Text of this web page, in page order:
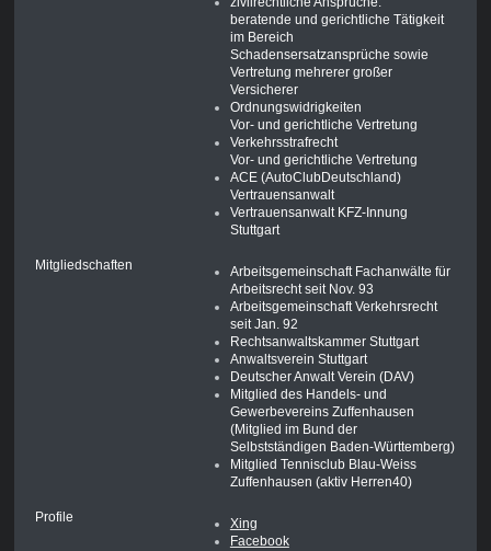
beratende und gerichtliche Tätigkeit
im Bereich
Schadensersatzansprüche sowie
Vertretung mehrerer großer
Versicherer
Ordnungswidrigkeiten
Vor- und gerichtliche Vertretung
Verkehrsstrafrecht
Vor- und gerichtliche Vertretung
ACE (AutoClubDeutschland)
Vertrauensanwalt
Vertrauensanwalt KFZ-Innung
Stuttgart
Mitgliedschaften
Arbeitsgemeinschaft Fachanwälte für
Arbeitsrecht seit Nov. 93
Arbeitsgemeinschaft Verkehrsrecht
seit Jan. 92
Rechtsanwaltskammer Stuttgart
Anwaltsverein Stuttgart
Deutscher Anwalt Verein (DAV)
Mitglied des Handels- und
Gewerbevereins Zuffenhausen
(Mitglied im Bund der
Selbstständigen Baden-Württemberg)
Mitglied Tennisclub Blau-Weiss
Zuffenhausen (aktiv Herren40)
Profile
Xing
Facebook